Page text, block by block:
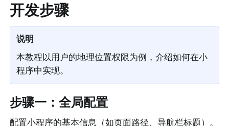
开发步骤
说明
本教程以用户的地理位置权限为例，介绍如何在小
程序中实现。
步骤一：全局配置
配置小程序的基本信息（如页面路径、导航栏标题）。